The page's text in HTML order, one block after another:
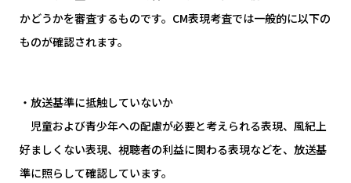
かどうかを審査するものです。CM表現考査では一般的に以下の
ものが確認されます。
・放送基準に抵触していないか
児童および青少年への配慮が必要と考えられる表現、風紀上
好ましくない表現、視聴者の利益に関わる表現などを、放送基
準に照らして確認しています。